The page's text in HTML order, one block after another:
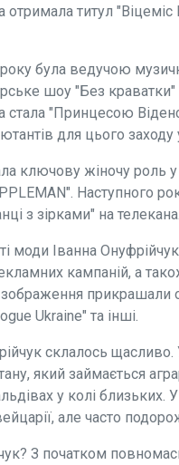
титул
була ведучою
шоу "Без краватки"
стала "Принцесою
для цього заходу
ключову жіночу роль
Наступного
з зірками" на
моди Іванна
кампаній, а
зображення
Ukraine" та інші.
склалось
який займається
у колі близьких.
але часто
З початком